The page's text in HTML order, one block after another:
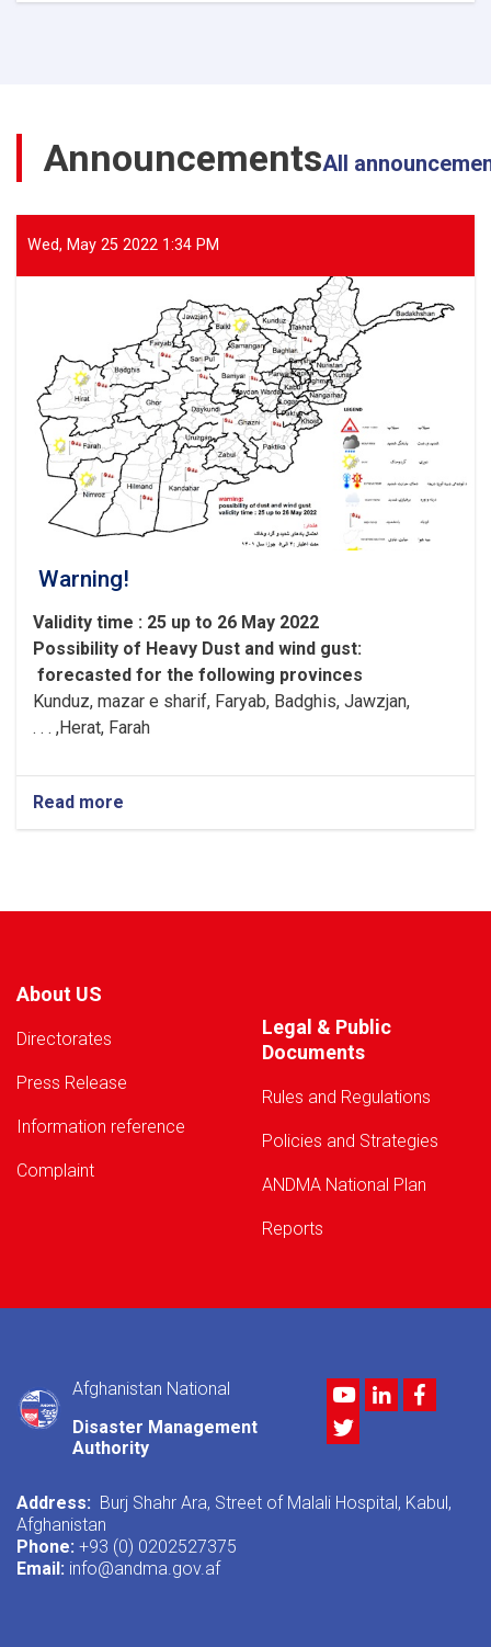
Flood-
Affected
of
Parwan
AnnouncementsAll
Wed, May 25 2022 1:34 PM
Warning!
Validity time : 25 up to 26 May 2022
:
Possibility of Heavy Dust and wind gust
forecasted for the following provinces
Kunduz, mazar e sharif, Faryab, Badghis, Jawzjan,
Herat, Farah, . . .
Read more
About US
Directorates
Press Release
Information reference
Complaint
Legal & Public
Documents
Rules and Regulations
Policies and Strategies
ANDMA National Plan
Reports
Afghanistan National
Disaster Management
Authority
YoutubeLinkedIn
Twitter
Address: Burj Shahr Ara, Street of Malali Hospital, Kabul,
Afghanistan
Phone: +93 (0) 0202527375
Email: info@andma.gov.af